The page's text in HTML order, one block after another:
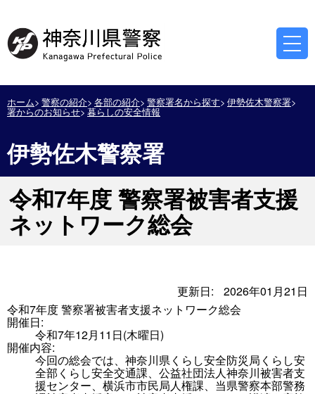
ホーム 警察の紹介 各部の紹介 警察署名から探す 伊勢佐木警察署
署からのお知らせ 暮らしの安全情報
伊勢佐木警察署
令和7年度 警察署被害者支援
ネットワーク総会
更新日:
2026年01月21日
令和7年度 警察署被害者支援ネットワーク総会
開催日:
令和7年12月11日(木曜日)
開催内容:
今回の総会では、神奈川県くらし安全防災局くらし安
全部くらし安全交通課、公益社団法人神奈川被害者支
援センター、横浜市市民局人権課、当県警察本部警務